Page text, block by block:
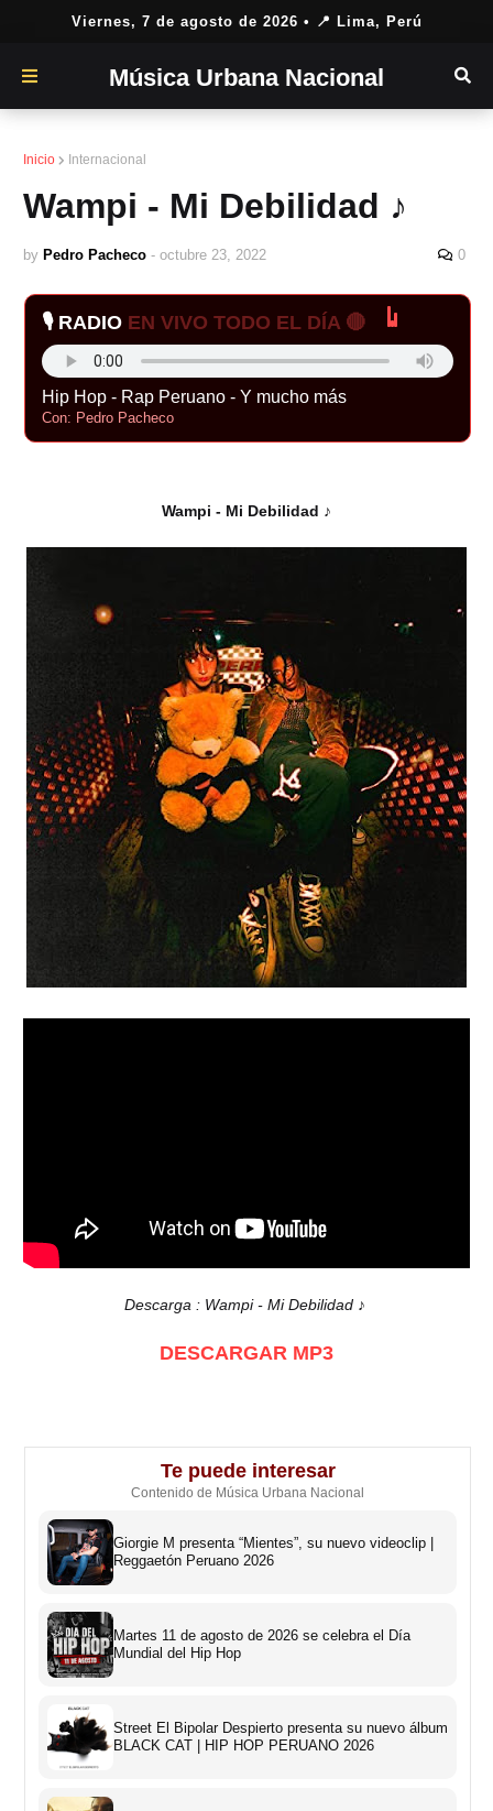
Viernes, 7 de agosto de 2026 • 📍 Lima, Perú
Música Urbana Nacional
Inicio Internacional
Wampi - Mi Debilidad ♪
by Pedro Pacheco - octubre 23, 2022 0
🎙️ RADIO EN VIVO TODO EL DÍA 🔴
Hip Hop - Rap Peruano - Y mucho más
Con: Pedro Pacheco
Wampi - Mi Debilidad ♪
Descarga : Wampi - Mi Debilidad ♪
DESCARGAR MP3
Te puede interesar
Contenido de Música Urbana Nacional
Giorgie M presenta “Mientes”, su nuevo videoclip |
Reggaetón Peruano 2026
Martes 11 de agosto de 2026 se celebra el Día
Mundial del Hip Hop
Street El Bipolar Despierto presenta su nuevo álbum
BLACK CAT | HIP HOP PERUANO 2026